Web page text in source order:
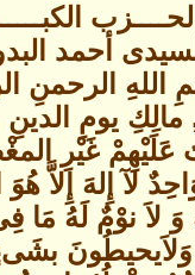
الحــــزب
أحمد
اللهِ الرحمنِ
يومِ
غَيْرِ
لآ إِلهَ إِلاَّ
وَ لاَ نوْمٌ
وَلاَيحيطُونَ